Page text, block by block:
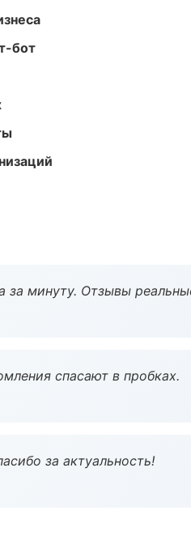
бот
за минуту. Отзывы
спасают в пробках.
за актуальность!